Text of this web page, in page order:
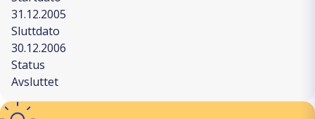
31.12.2005
Sluttdato
30.12.2006
Status
Avsluttet